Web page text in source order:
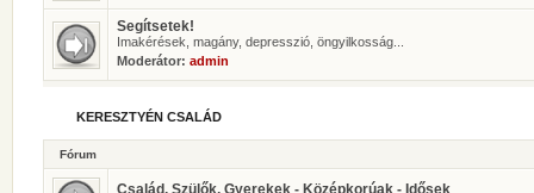
Segítsetek!
Imakérések, magány, depresszió, öngyilkosság...
Moderátor: admin
KERESZTYÉN CSALÁD
Fórum
Család, Szülők, Gyerekek - Középkorúak - Idősek